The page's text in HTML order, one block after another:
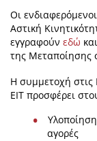
Οι
Αστική
εγγραφούν εδώ
της Μεταποίησης
Η συμμετοχή στις
ΕΙΤ προσφέρει
αγορές